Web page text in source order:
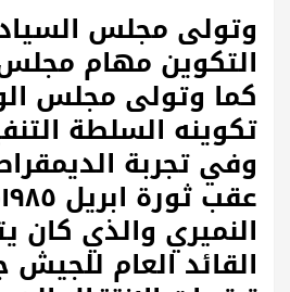
وتولى مجلس
التكوين مهام
كما وتولى مجلس
تكوينه السلطة
وفي تجربة
النميري والذي
القائد العام للجيش